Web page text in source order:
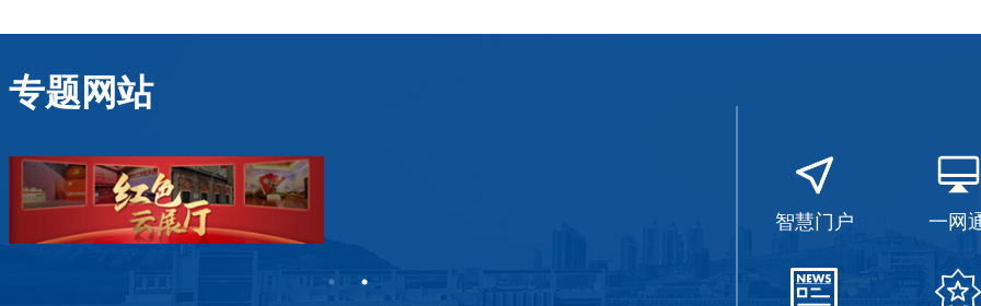
专题网站
智慧门户 一网